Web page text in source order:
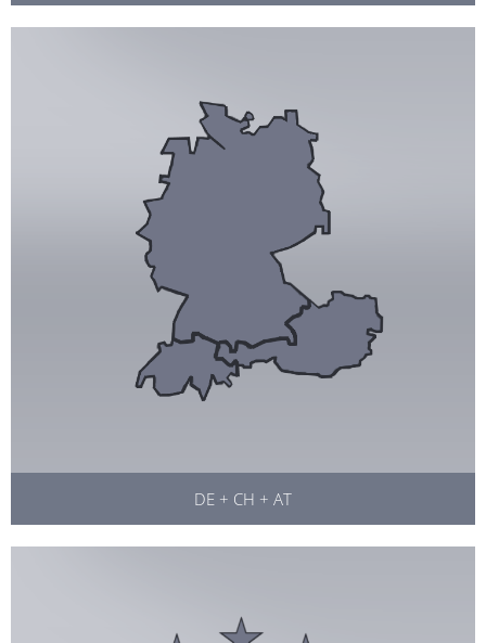
DE + CH + AT